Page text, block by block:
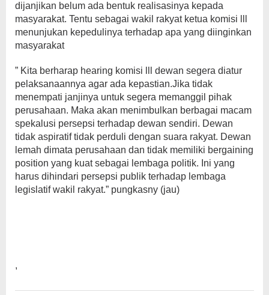
dijanjikan belum ada bentuk realisasinya kepada
masyarakat. Tentu sebagai wakil rakyat ketua komisi lll
menunjukan kepedulinya terhadap apa yang diinginkan
masyarakat
” Kita berharap hearing komisi lll dewan segera diatur
pelaksanaannya agar ada kepastian.Jika tidak
menempati janjinya untuk segera memanggil pihak
perusahaan. Maka akan menimbulkan berbagai macam
spekalusi persepsi terhadap dewan sendiri. Dewan
tidak aspiratif tidak perduli dengan suara rakyat. Dewan
lemah dimata perusahaan dan tidak memiliki bergaining
position yang kuat sebagai lembaga politik. Ini yang
harus dihindari persepsi publik terhadap lembaga
legislatif wakil rakyat.” pungkasny (jau)
,